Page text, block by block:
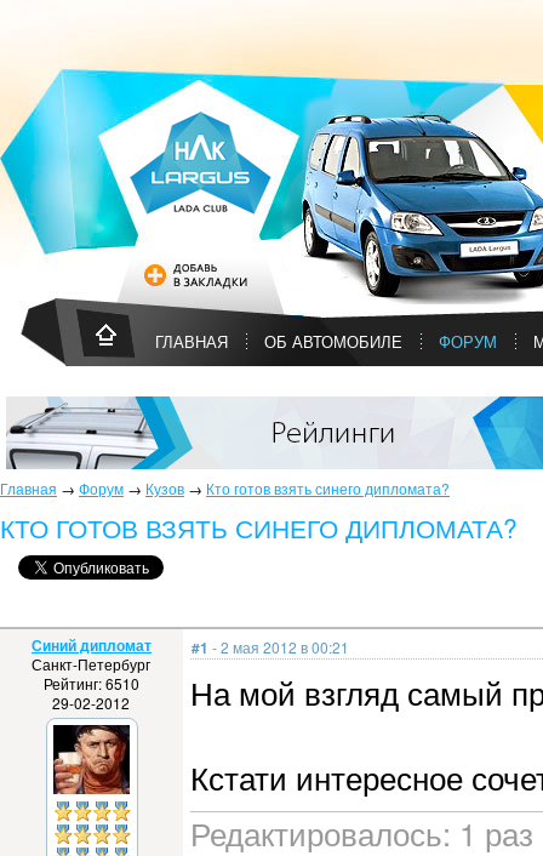
ГЛАВНАЯ ОБ АВТОМОБИЛЕ ФОРУМ
Главная → Форум → Кузов → Кто готов взять синего дипломата?
КТО ГОТОВ ВЗЯТЬ СИНЕГО ДИПЛОМАТА?
Синий дипломат
Санкт-Петербург
Рейтинг: 6510
29-02-2012
#1 - 2 мая 2012 в 00:21
На мой взгляд самый
Кстати интересное
Редактировалось: 1